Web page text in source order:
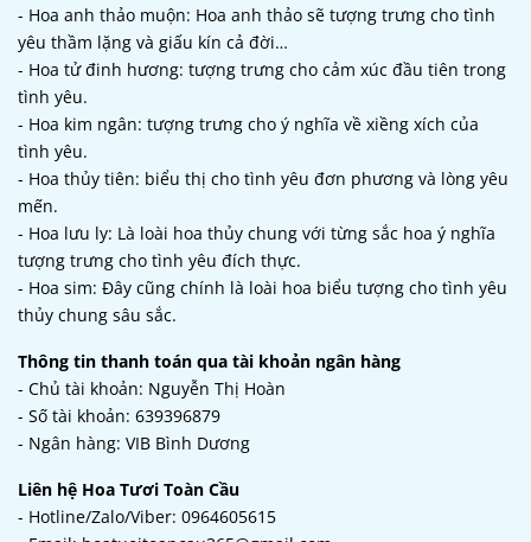
- Hoa anh thảo muộn: Hoa anh thảo sẽ tượng trưng cho tình
yêu thầm lặng và giấu kín cả đời…
- Hoa tử đinh hương: tượng trưng cho cảm xúc đầu tiên trong
tình yêu.
- Hoa kim ngân: tượng trưng cho ý nghĩa về xiềng xích của
tình yêu.
- Hoa thủy tiên: biểu thị cho tình yêu đơn phương và lòng yêu
mến.
- Hoa lưu ly: Là loài hoa thủy chung với từng sắc hoa ý nghĩa
tượng trưng cho tình yêu đích thực.
- Hoa sim: Đây cũng chính là loài hoa biểu tượng cho tình yêu
thủy chung sâu sắc.
Thông tin thanh toán qua tài khoản ngân hàng
- Chủ tài khoản: Nguyễn Thị Hoàn
- Số tài khoản: 639396879
- Ngân hàng: VIB Bình Dương
Liên hệ Hoa Tươi Toàn Cầu
- Hotline/Zalo/Viber: 0964605615